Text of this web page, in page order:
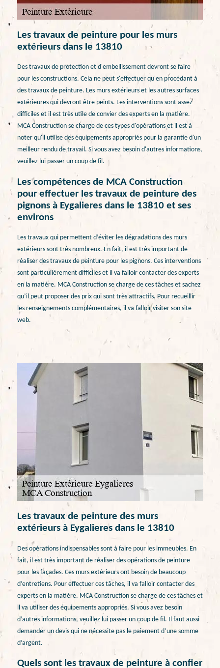
Les travaux de peinture pour les murs
extérieurs dans le 13810
Des travaux de protection et d'embellissement devront se faire
pour les constructions. Cela ne peut s'effectuer qu'en procédant à
des travaux de peinture. Les murs extérieurs et les autres surfaces
extérieures qui devront être peints. Les interventions sont assez
difficiles et il est très utile de convier des experts en la matière.
MCA Construction se charge de ces types d'opérations et il est à
noter qu'il utilise des équipements appropriés pour la garantie d'un
meilleur rendu de travail. Si vous avez besoin d'autres informations,
veuillez lui passer un coup de fil.
Les compétences de MCA Construction
pour effectuer les travaux de peinture des
pignons à Eygalieres dans le 13810 et ses
environs
Les travaux qui permettent d’éviter les dégradations des murs
extérieurs sont très nombreux. En fait, il est très important de
réaliser des travaux de peinture pour les pignons. Ces interventions
sont particulièrement difficiles et il va falloir contacter des experts
en la matière. MCA Construction se charge de ces tâches et sachez
qu’il peut proposer des prix qui sont très attractifs. Pour recueillir
les renseignements complémentaires, il va falloir visiter son site
web.
Les travaux de peinture des murs
extérieurs à Eygalieres dans le 13810
Des opérations indispensables sont à faire pour les immeubles. En
fait, il est très important de réaliser des opérations de peinture
pour les façades. Ces murs extérieurs ont besoin de beaucoup
d’entretiens. Pour effectuer ces tâches, il va falloir contacter des
experts en la matière. MCA Construction se charge de ces tâches et
il va utiliser des équipements appropriés. Si vous avez besoin
d’autres informations, veuillez lui passer un coup de fil. Il faut aussi
demander un devis qui ne nécessite pas le paiement d’une somme
d’argent.
Quels sont les travaux de peinture à confier